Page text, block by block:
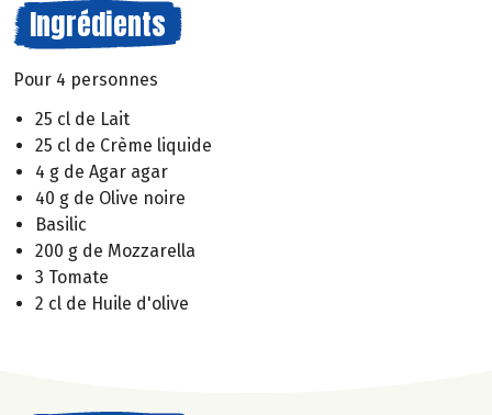
Ingrédients
Pour 4 personnes
25 cl de Lait
25 cl de Crème liquide
4 g de Agar agar
40 g de Olive noire
Basilic
200 g de Mozzarella
3 Tomate
2 cl de Huile d'olive